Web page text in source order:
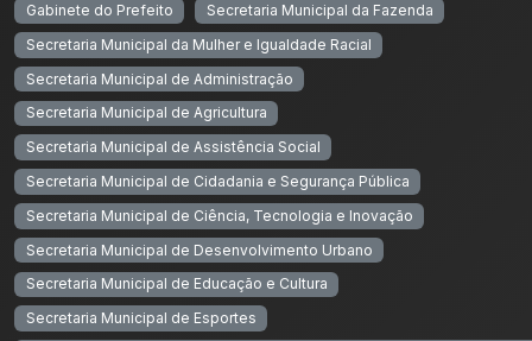
Gabinete do Prefeito
Secretaria Municipal da Fazenda
Secretaria Municipal da Mulher e Igualdade Racial
Secretaria Municipal de Administração
Secretaria Municipal de Agricultura
Secretaria Municipal de Assistência Social
Secretaria Municipal de Cidadania e Segurança Pública
Secretaria Municipal de Ciência, Tecnologia e Inovação
Secretaria Municipal de Desenvolvimento Urbano
Secretaria Municipal de Educação e Cultura
Secretaria Municipal de Esportes